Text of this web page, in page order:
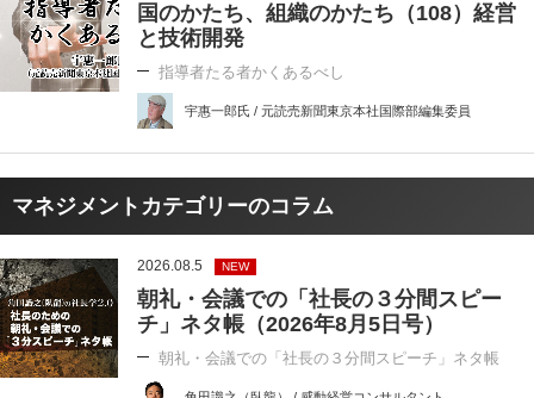
国のかたち、組織のかたち（108）経営
と技術開発
指導者たる者かくあるべし
宇惠一郎氏 / 元読売新聞東京本社国際部編集委員
マネジメントカテゴリーのコラム
2026.08.5 NEW
朝礼・会議での「社長の３分間スピー
チ」ネタ帳（2026年8月5日号）
朝礼・会議での「社長の３分間スピーチ」ネタ帳